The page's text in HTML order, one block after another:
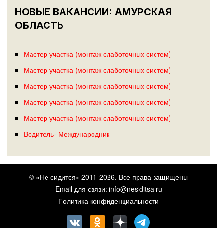
НОВЫЕ ВАКАНСИИ: АМУРСКАЯ
ОБЛАСТЬ
Мастер участка (монтаж слаботочных систем)
Мастер участка (монтаж слаботочных систем)
Мастер участка (монтаж слаботочных систем)
Мастер участка (монтаж слаботочных систем)
Мастер участка (монтаж слаботочных систем)
Водитель- Международник
© «Не сидится» 2011-2026. Все права защищены
Email для связи: info@nesiditsa.ru
Политика конфиденциальности